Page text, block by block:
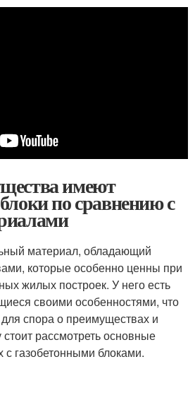
имеют
по сравнению с
материал, обладающий
которые особенно ценны при
жилых построек. У него есть
своими особенностями, что
спора о преимуществах и
рассмотреть основные
с газобетонными блоками.